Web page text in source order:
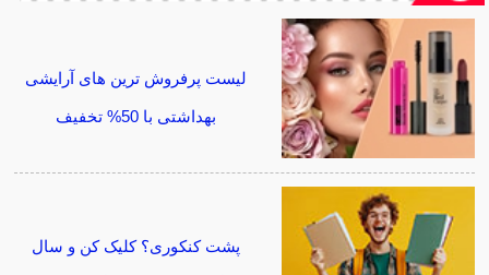
لیست پرفروش ترین های آرایشی
بهداشتی با 50% تخفیف
پشت کنکوری؟ کلیک کن و سال